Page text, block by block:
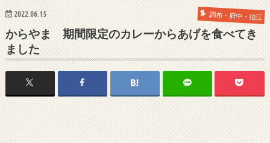
2022.06.15 調布・府中・狛江
からやま 期間限定のカレーからあげを食べてき
ました